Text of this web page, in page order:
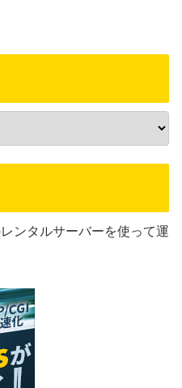
ンタルサーバーを使って運